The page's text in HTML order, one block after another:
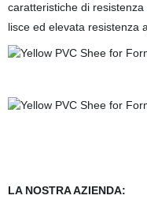
caratteristiche di
lisce ed elevata resistenza
LA NOSTRA AZIENDA: